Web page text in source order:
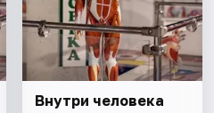
Внутри человека